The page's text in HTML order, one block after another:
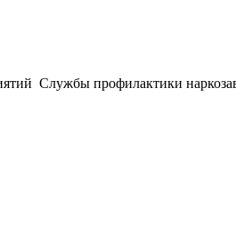
Службы профилактики